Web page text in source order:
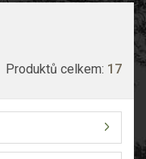
Produktů celkem: 17